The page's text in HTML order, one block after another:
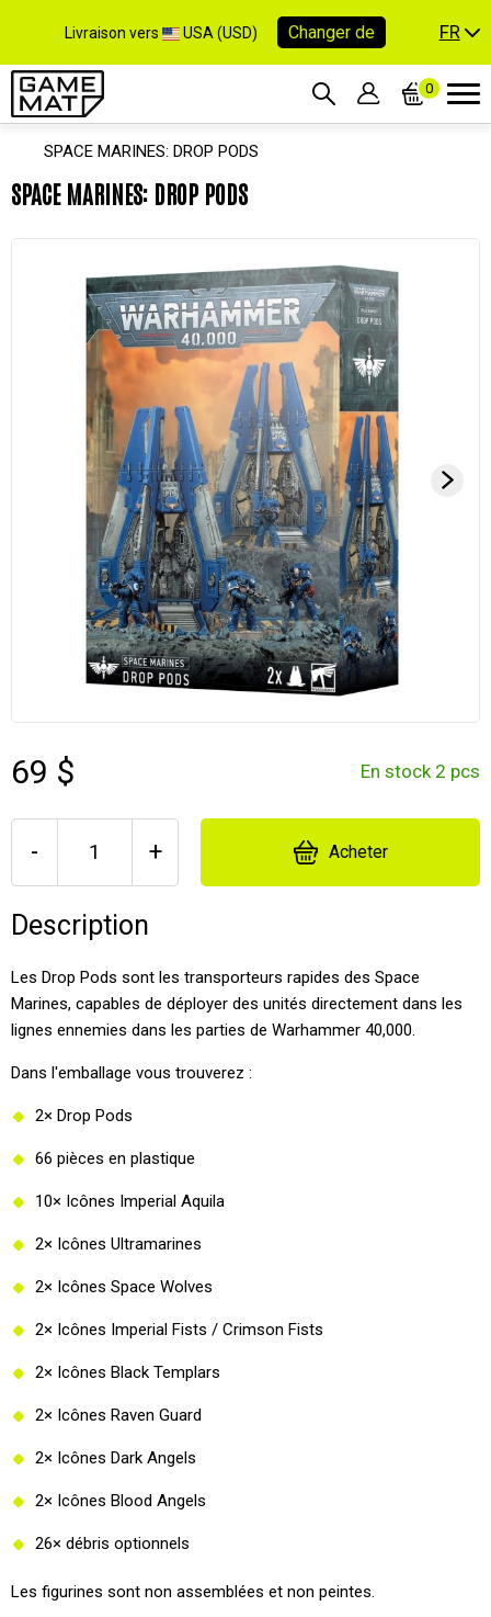
Livraison vers USA (USD) Changer de FR
0
SPACE MARINES: DROP PODS
SPACE MARINES: DROP PODS
69 $ En stock 2 pcs
- + Acheter
Description
Les Drop Pods sont les transporteurs rapides des Space
Marines, capables de déployer des unités directement dans les
lignes ennemies dans les parties de Warhammer 40,000.
Dans l'emballage vous trouverez :
2× Drop Pods
66 pièces en plastique
10× Icônes Imperial Aquila
2× Icônes Ultramarines
2× Icônes Space Wolves
2× Icônes Imperial Fists / Crimson Fists
2× Icônes Black Templars
2× Icônes Raven Guard
2× Icônes Dark Angels
2× Icônes Blood Angels
26× débris optionnels
Les figurines sont non assemblées et non peintes.